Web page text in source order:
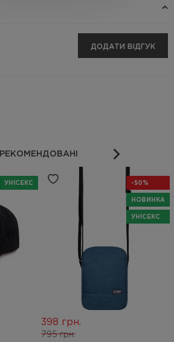
ДОДАТИ ВІДГУК
РЕКОМЕНДОВАНІ
УНІСЕКС -50%
НОВИНКА
УНІСЕКС
795 грн.
398 грн.